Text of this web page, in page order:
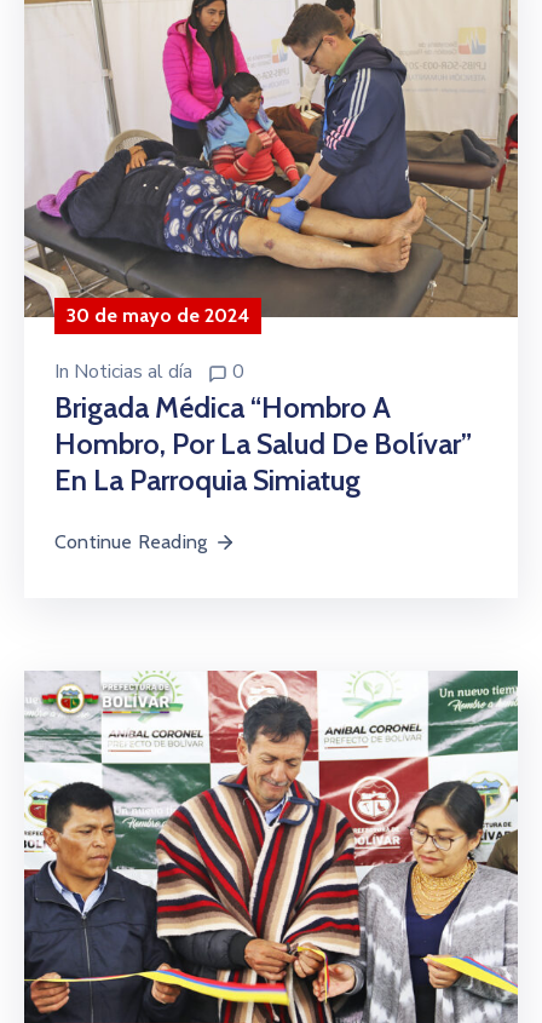
30 de mayo de 2024
In Noticias al día 0
Brigada Médica “Hombro A
Hombro, Por La Salud De Bolívar”
En La Parroquia Simiatug
Continue Reading